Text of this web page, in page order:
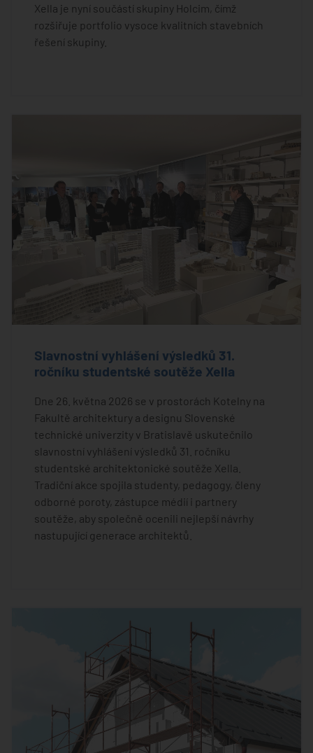
Xella je nyní součástí skupiny Holcim, čímž
rozšiřuje portfolio vysoce kvalitních stavebních
řešení skupiny.
Slavnostní vyhlášení výsledků 31.
ročníku studentské soutěže Xella
Dne 26. května 2026 se v prostorách Kotelny na
Fakultě architektury a designu Slovenské
technické univerzity v Bratislavě uskutečnilo
slavnostní vyhlášení výsledků 31. ročníku
studentské architektonické soutěže Xella.
Tradiční akce spojila studenty, pedagogy, členy
odborné poroty, zástupce médií i partnery
soutěže, aby společně ocenili nejlepší návrhy
nastupující generace architektů.